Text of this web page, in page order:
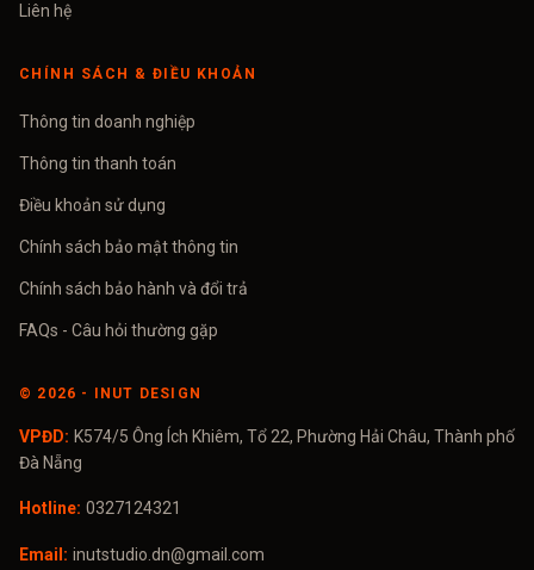
Liên hệ
CHÍNH SÁCH & ĐIỀU KHOẢN
Thông tin doanh nghiệp
Thông tin thanh toán
Điều khoản sử dụng
Chính sách bảo mật thông tin
Chính sách bảo hành và đổi trả
FAQs - Câu hỏi thường gặp
© 2026 - INUT DESIGN
VPĐD: K574/5 Ông Ích Khiêm, Tổ 22, Phường Hải Châu, Thành phố
Đà Nẵng
Hotline: 0327124321
Email: inutstudio.dn@gmail.com